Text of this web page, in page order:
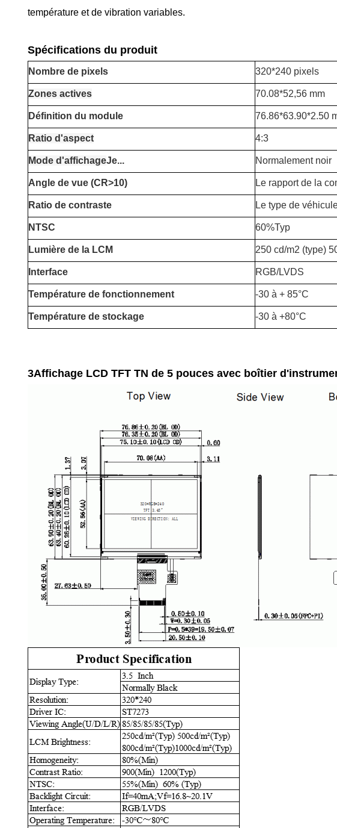
température et de vibration variables.
Spécifications du produit
Nombre de pixels 320*240 pixels
Zones actives 70.08*52,56 mm
Définition du module 76.86*63.90*2.50
Ratio d'aspect 4:3
Mode d'affichageJe... Normalement noir
Angle de vue (CR>10) Le rapport de la
Ratio de contraste Le type de
NTSC 60%Typ
Lumière de la LCM 250 cd/m2 (type)
Interface RGB/LVDS
Température de fonctionnement -30 à + 85°C
Température de stockage -30 à +80°C
3Affichage LCD TFT TN de 5 pouces avec boîtier